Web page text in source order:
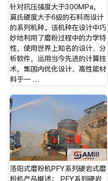
针对抗压强度大于300MPa，
莫氏硬度大于6级的石料而设计
的系列机种。该机种在设计中巧
妙地利用了磨粉过程中的力学特
性，使用世界上知名的设计、分
析软件，运用当今先进的计算技
术，集国内优化设计、高性能材
料于一 …
洛阳式磨粉机PFY系列硬岩式磨
粉机产品概述： PFY系列硬岩